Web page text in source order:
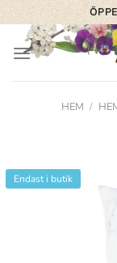
Skip
to
content
HEM /
Endast i butik